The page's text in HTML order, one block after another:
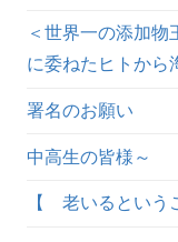
＜世界一の添加
に委ねたヒトから
署名のお願い
中高生の皆様～
【 老いるという